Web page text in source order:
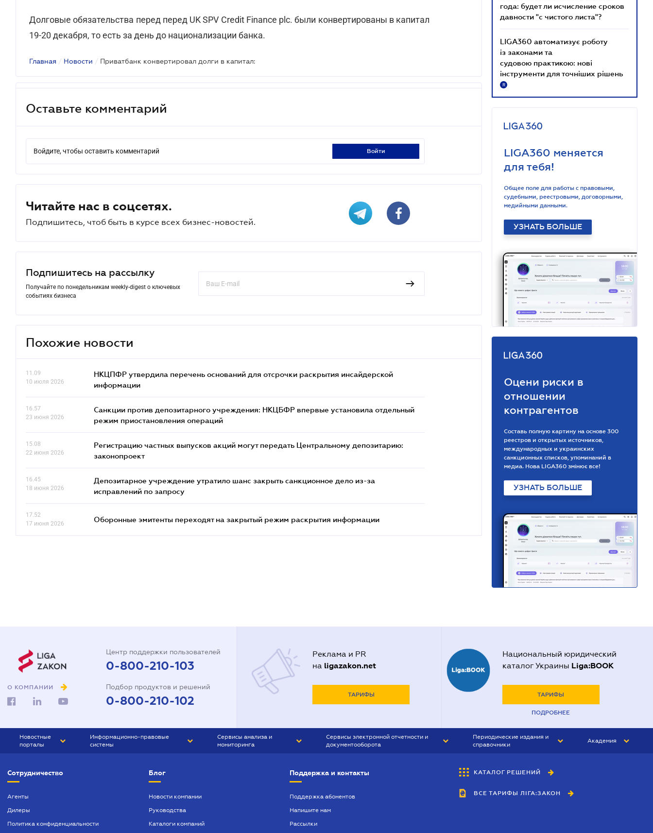
Долговые обязательства перед перед UK SPV Credit Finance plc. были конвертированы в капитал
19-20 декабря, то есть за день до национализации банка.
Главная / Новости / Приватбанк конвертировал долги в капитал:
Оставьте комментарий
Войдите, чтобы оставить комментарий войти
Читайте нас в соцсетях.
Подпишитесь, чтоб быть в курсе всех бизнес-новостей.
Подпишитесь на рассылку
Получайте по понедельникам weekly-digest о ключевых
событиях бизнеса
Похожие новости
11.09
10 июля 2026
НКЦПФР утвердила перечень оснований для отсрочки раскрытия инсайдерской
информации
16.57
23 июня 2026
Санкции против депозитарного учреждения: НКЦБФР впервые установила отдельный
режим приостановления операций
15.08
22 июня 2026
Регистрацию частных выпусков акций могут передать Центральному депозитарию:
законопроект
16.45
18 июня 2026
Депозитарное учреждение утратило шанс закрыть санкционное дело из-за
исправлений по запросу
17.52
17 июня 2026
Оборонные эмитенты переходят на закрытый режим раскрытия информации
года: будет ли исчисление сроков
давности "с чистого листа"?
LIGA360 автоматизує роботу
із законами та
судовою практикою: нові
інструменти для точніших рішень
R
LIGA360 меняется
для тебя!
Общее поле для работы с правовыми,
судебными, реестровыми, договорными,
медийными данными.
УЗНАТЬ БОЛЬШЕ
Оцени риски в
отношении
контрагентов
Составь полную картину на основе 300
реестров и открытых источников,
международных и украинских
санкционных списков, упоминаний в
медиа. Нова LIGA360 змінює все!
УЗНАТЬ БОЛЬШЕ
О КОМПАНИИ
Центр поддержки пользователей
0-800-210-103
Подбор продуктов и решений
0-800-210-102
Реклама и PR
на ligazakon.net
ТАРИФЫ
Национальный юридический
каталог Украины Liga:BOOK
ТАРИФЫ
ПОДРОБНЕЕ
Новостные
порталы
БИЗНЕС
Информационно-правовые
системы
БУХГАЛТЕР ПРОФ
ЮРИСТ ПРОФ
Сервисы анализа и
мониторинга
Сервисы электронной отчетности и
документооборота
Периодические издания и
справочники
БУХГАЛТЕР&ЗАКОН
ВЕСТНИК МСФО
Академия
Сотрудничество
Агенты
Дилеры
Политика конфиденциальности
Блог
Новости компании
Руководства
Каталоги компаний
Поддержка и контакты
Поддержка абонентов
Напишите нам
Рассылки
КАТАЛОГ РЕШЕНИЙ
ВСЕ ТАРИФЫ ЛІГА:ЗАКОН